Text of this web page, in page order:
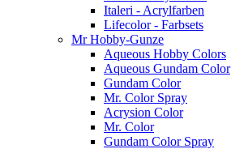
Italeri - Acrylfarben
Lifecolor - Farbsets
Mr Hobby-Gunze
Aqueous Hobby Colors
Aqueous Gundam Color
Gundam Color
Mr. Color Spray
Acrysion Color
Mr. Color
Gundam Color Spray